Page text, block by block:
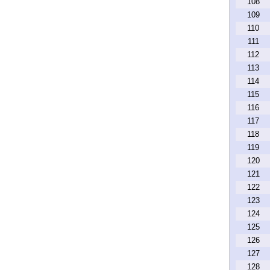
109
110
111
112
113
114
115
116
117
118
119
120
121
122
123
124
125
126
127
128